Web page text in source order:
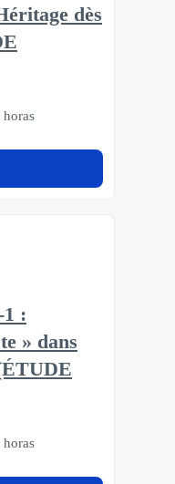
dès
horas
:
» dans
horas